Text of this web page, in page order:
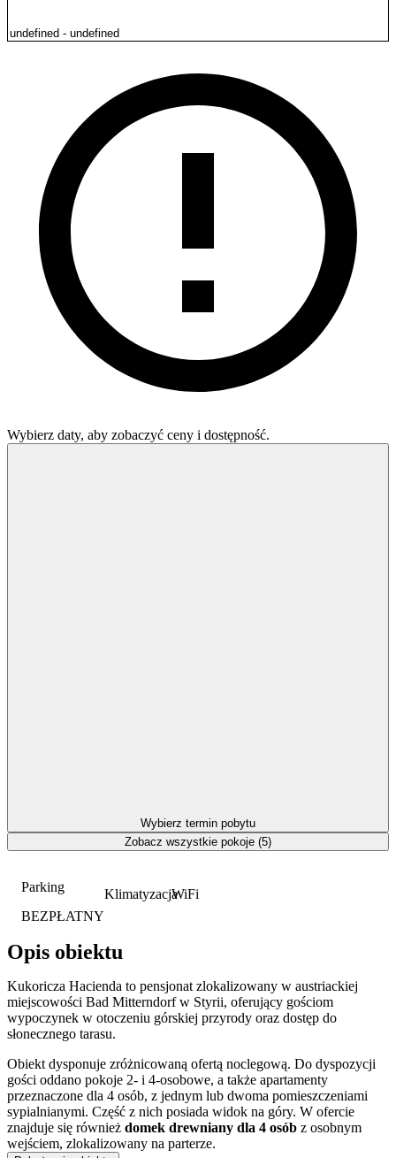
Parking
BEZPŁATNY
KlimatyzacjaWiFi
Opis obiektu
Kukoricza Hacienda to pensjonat zlokalizowany w austriackiej
miejscowości Bad Mitterndorf w Styrii, oferujący gościom
wypoczynek w otoczeniu górskiej przyrody oraz dostęp do
słonecznego tarasu.
Obiekt dysponuje zróżnicowaną ofertą noclegową. Do dyspozycji
gości oddano pokoje 2- i 4-osobowe, a także apartamenty
przeznaczone dla 4 osób, z jednym lub dwoma pomieszczeniami
sypialnianymi. Część z nich posiada widok na góry. W ofercie
znajduje się również domek drewniany dla 4 osób z osobnym
wejściem, zlokalizowany na parterze.
Wybierz daty, aby zobaczyć ceny i dostępność.
Wybierz termin pobytu
Zobacz wszystkie pokoje (5)